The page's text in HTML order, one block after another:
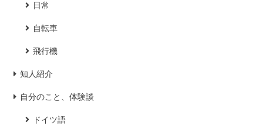
日常
自転車
飛行機
知人紹介
自分のこと、体験談
ドイツ語